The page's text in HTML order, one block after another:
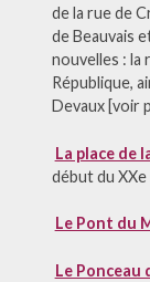
de la rue de
de Beauvais
nouvelles : la
République,
Devaux [voir
La place de
début du XXe
Le Pont du
Le Ponceau